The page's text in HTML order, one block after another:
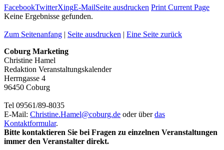
FacebookTwitterXingE-MailSeite ausdrucken Print Current Page
Keine Ergebnisse gefunden.
Zum Seitenanfang | Seite ausdrucken | Eine Seite zurück
Coburg Marketing
Christine Hamel
Redaktion Veranstaltungskalender
Herrngasse 4
96450 Coburg
Tel 09561/89-8035
E-Mail: Christine.Hamel@coburg.de oder überdas
Kontaktformular.
Bitte kontaktieren Sie bei Fragen zu einzelnen Veranstaltungen
immer den Veranstalter direkt.